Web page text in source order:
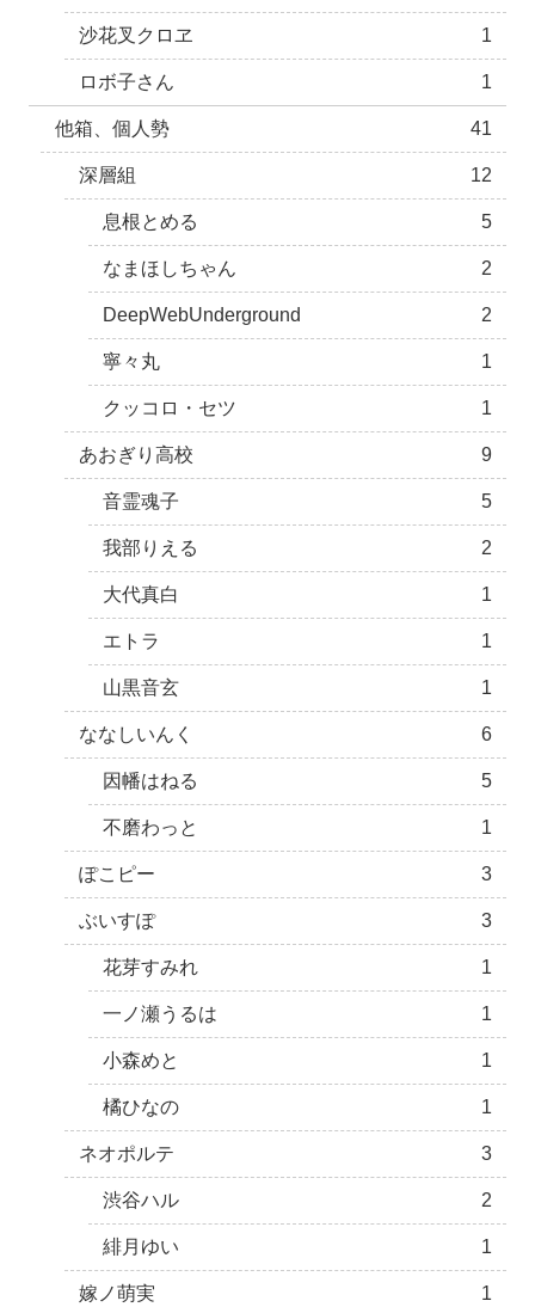
沙花叉クロヱ 1
ロボ子さん 1
他箱、個人勢 41
深層組 12
息根とめる 5
なまほしちゃん 2
DeepWebUnderground 2
寧々丸 1
クッコロ・セツ 1
あおぎり高校 9
音霊魂子 5
我部りえる 2
大代真白 1
エトラ 1
山黒音玄 1
ななしいんく 6
因幡はねる 5
不磨わっと 1
ぽこピー 3
ぶいすぽ 3
花芽すみれ 1
一ノ瀬うるは 1
小森めと 1
橘ひなの 1
ネオポルテ 3
渋谷ハル 2
緋月ゆい 1
嫁ノ萌実 1